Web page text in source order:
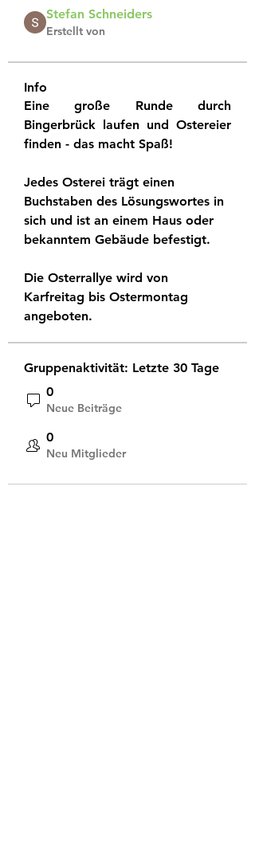
Stefan Schneiders
Erstellt von
Info
Eine große Runde durch
Bingerbrück laufen und Ostereier
finden - das macht Spaß!
Jedes Osterei trägt einen
Buchstaben des Lösungswortes in
sich und ist an einem Haus oder
bekanntem Gebäude befestigt.
Die Osterrallye wird von
Karfreitag bis Ostermontag
angeboten.
Gruppenaktivität: Letzte 30 Tage
0
Neue Beiträge
0
Neu Mitglieder